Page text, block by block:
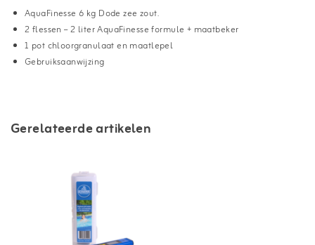
AquaFinesse 6 kg Dode zee zout.
2 flessen – 2 liter AquaFinesse formule + maatbeker
1 pot chloorgranulaat en maatlepel
Gebruiksaanwijzing
Gerelateerde artikelen